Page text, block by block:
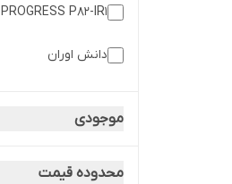
PROGRESS P82-IR1
دانش اوران
موجودی
محدوده قیمت